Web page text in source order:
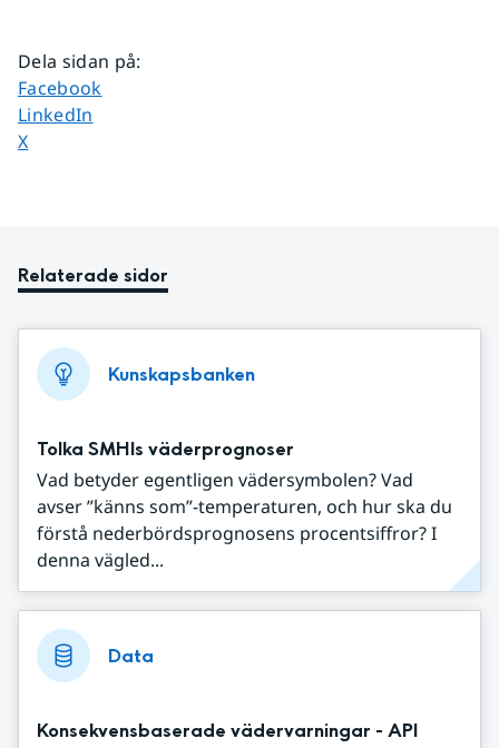
Dela sidan på:
Dela sidan på
Facebook
Dela sidan på
LinkedIn
Dela sidan på
X
Relaterade sidor
Kunskapsbanken
Tolka SMHIs väderprognoser
Vad betyder egentligen vädersymbolen? Vad
avser ”känns som”-temperaturen, och hur ska du
förstå nederbördsprognosens procentsiffror? I
denna vägled...
Data
Konsekvensbaserade vädervarningar - API